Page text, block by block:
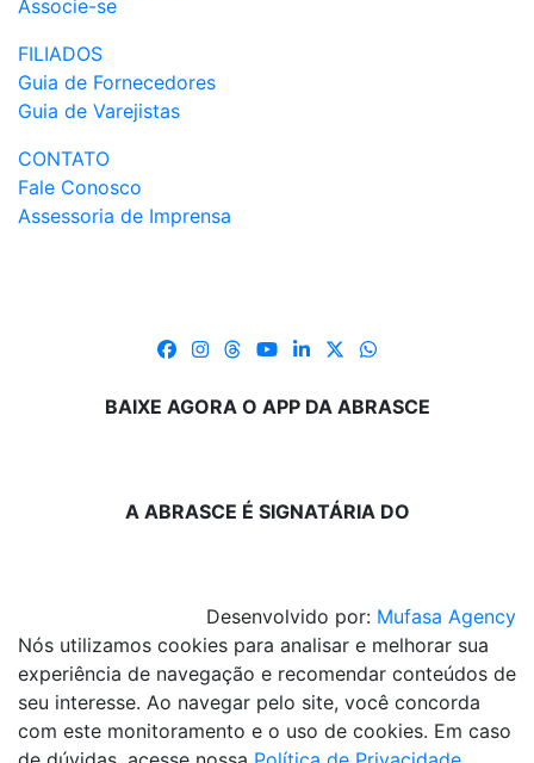
Associe-se
FILIADOS
Guia de Fornecedores
Guia de Varejistas
CONTATO
Fale Conosco
Assessoria de Imprensa
BAIXE AGORA O APP DA ABRASCE
A ABRASCE É SIGNATÁRIA DO
Desenvolvido por: Mufasa Agency
Nós utilizamos cookies para analisar e melhorar sua
experiência de navegação e recomendar conteúdos de
seu interesse. Ao navegar pelo site, você concorda
com este monitoramento e o uso de cookies. Em caso